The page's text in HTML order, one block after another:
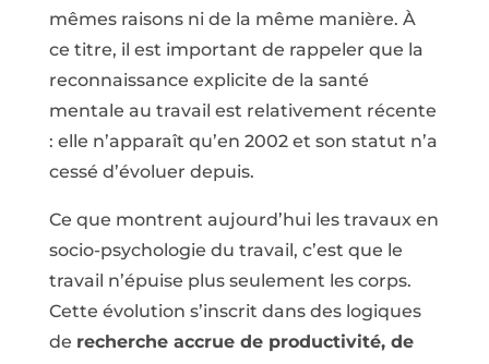
mêmes raisons ni de la même manière. À
ce titre, il est important de rappeler que la
reconnaissance explicite de la santé
mentale au travail est relativement récente
: elle n’apparaît qu’en 2002 et son statut n’a
cessé d’évoluer depuis.
Ce que montrent aujourd’hui les travaux en
socio-psychologie du travail, c’est que le
travail n’épuise plus seulement les corps.
Cette évolution s’inscrit dans des logiques
de recherche accrue de productivité, de